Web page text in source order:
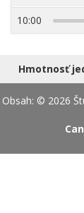
10:00
Hmotnosť
Obsah: © 2026